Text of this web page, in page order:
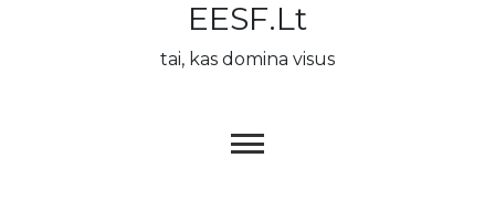
EESF.lt
tai, kas domina visus